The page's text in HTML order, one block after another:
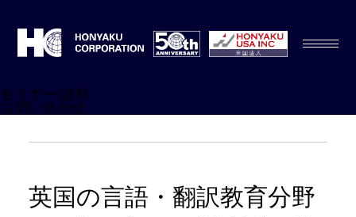
セミナー/資料
お問い合わせ
英国の言語・翻訳教育分野